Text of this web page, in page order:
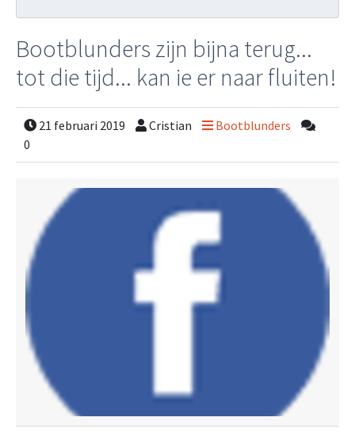
Bootblunders zijn bijna terug...
tot die tijd... kan ie er naar fluiten!
21 februari 2019 Cristian
Bootblunders
0